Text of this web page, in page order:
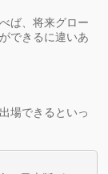
ば、将来グロー
できるに違いあ
場できるといっ